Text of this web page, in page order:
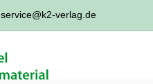
service@k2-verlag.de